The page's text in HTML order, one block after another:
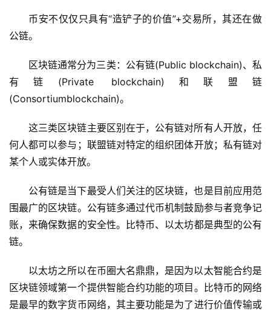
币安不仅仅只具有“造铲子的价值”+交易所，其还在做
公链。
区块链通常分为三类：公有链(Public blockchain)、私
有链(Private blockchain)和联盟链
(Consortiumblockchain)。
这三类区块链主要区别在于，公有链对所有人开放，任
何人都可以参与；联盟链对特定的组织团体开放；私有链对
某个人或实体开放。
公有链是当下最受人们关注的区块链，也是目前应用范
围最广的区块链。公有链多通过代币机制鼓励参与者竞争记
账，来确保数据的安全性。比特币、以太坊都是典型的公有
链。
以太坊之所以在币圈大名鼎鼎，是因为以太智能合约是
区块链领域第一个提供智能合约功能的项目。比特币的网络
是最早的数字货币网络，其主要功能是为了进行价值传输或